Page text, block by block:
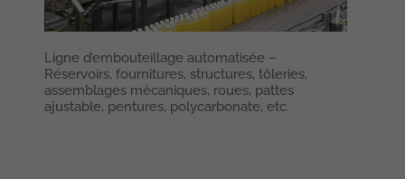
Ligne d’embouteillage automatisée –
Réservoirs, fournitures, structures, tôleries,
assemblages mécaniques, roues, pattes
ajustable, pentures, polycarbonate, etc.